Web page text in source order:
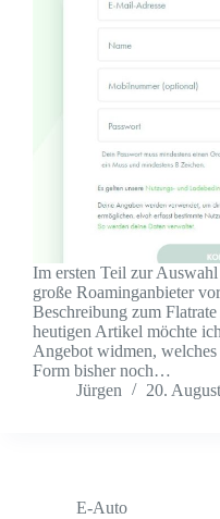
Im ersten Teil zur
große Roaminganbieter
Beschreibung zum
heutigen Artikel möchte
Angebot widmen, welches
Form bisher noch…
Jürgen
20.
E-Auto